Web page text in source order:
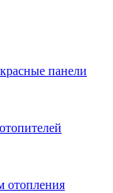
панели
отопления